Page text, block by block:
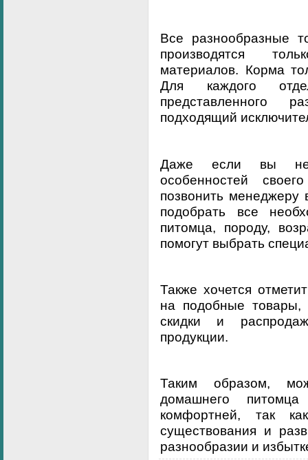
Все разнообразные
производятся
материалов. Корма
Для каждого
представленного
подходящий
Даже если вы не
особенностей
позвонить менеджеру
подобрать все
питомца, породу,
помогут выбрать
Также хочется
на подобные товары,
скидки и
продукции.
Таким образом,
домашнего
комфортней, так
существования и
разнообразии и